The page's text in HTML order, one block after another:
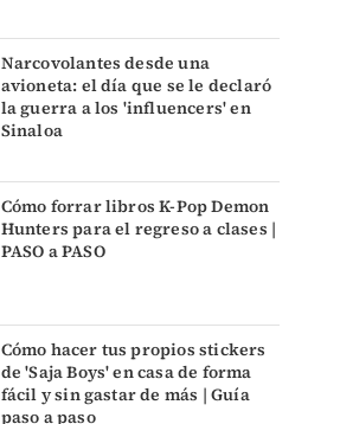
Narcovolantes desde una
avioneta: el día que se le declaró
la guerra a los 'influencers' en
Sinaloa
Cómo forrar libros K-Pop Demon
Hunters para el regreso a clases |
PASO a PASO
Cómo hacer tus propios stickers
de 'Saja Boys' en casa de forma
fácil y sin gastar de más | Guía
paso a paso